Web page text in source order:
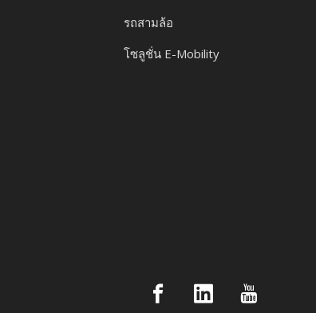
รถสามล้อ
โซลูชั่น E-Mobility